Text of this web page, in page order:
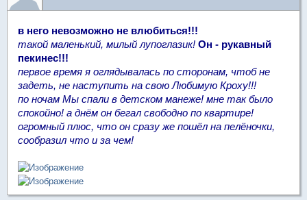
в него невозможно не влюбиться!!!
такой маленький, милый лупоглазик! Он - рукавный
пекинес!!!
первое время я оглядывалась по сторонам, чтоб не
задеть, не наступить на свою Любимую Кроху!!!
по ночам Мы спали в детском манеже! мне так было
спокойно! а днём он бегал свободно по квартире!
огромный плюс, что он сразу же пошёл на пелёночки,
сообразил что и за чем!